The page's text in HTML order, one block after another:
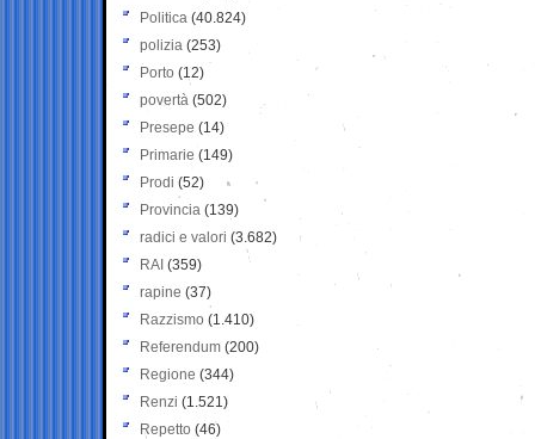
Politica (40.824)
polizia (253)
Porto (12)
povertà (502)
Presepe (14)
Primarie (149)
Prodi (52)
Provincia (139)
radici e valori (3.682)
RAI (359)
rapine (37)
Razzismo (1.410)
Referendum (200)
Regione (344)
Renzi (1.521)
Repetto (46)